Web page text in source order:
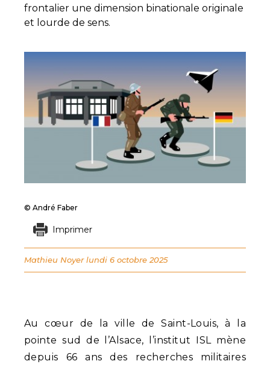
frontalier une dimension binationale originale
et lourde de sens.
Au cœur de la ville de Saint-Louis, à la
pointe sud de l’Alsace, l’institut ISL mène
depuis 66 ans des recherches militaires
© André Faber
Imprimer
Mathieu Noyer lundi 6 octobre 2025